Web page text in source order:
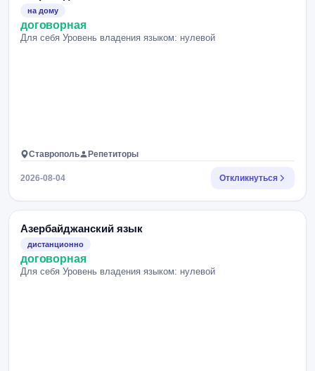
на дому
договорная
Для себя Уровень владения языком: нулевой
Ставрополь Репетиторы
2026-08-04 Откликнуться
Азербайджанский язык
дистанционно
договорная
Для себя Уровень владения языком: нулевой